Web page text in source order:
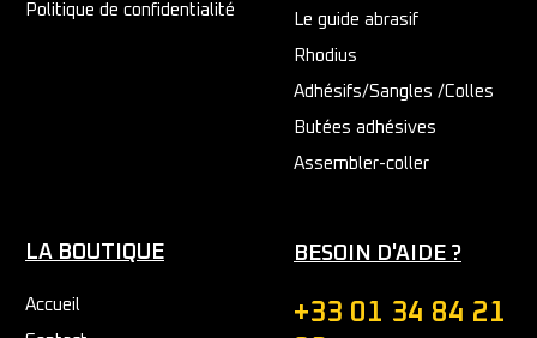
Politique de confidentialité
Le guide abrasif
Rhodius
Adhésifs/Sangles /Colles
Butées adhésives
Assembler-coller
LA BOUTIQUE
Accueil
BESOIN D'AIDE ?
+33 01 34 84 21